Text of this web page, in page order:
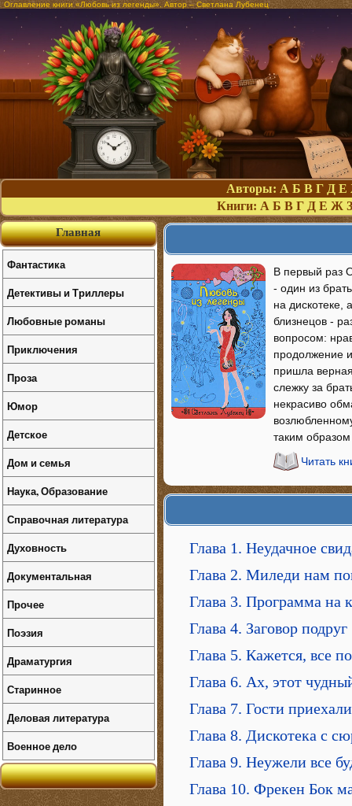
Оглавление книги «Любовь из легенды». Автор – Светлана Лубенец
Авторы: А Б В Г Д Е
Книги: А Б В Г Д Е Ж З
В первый раз
- один из
на дискотеке,
близнецов -
вопросом:
продолжение
пришла
слежку за
некрасиво
таким
Читать
Глава 1. Неудачное
Глава 2. Миледи нам
Глава 3. Программа на
Глава 4. Заговор подруг
Глава 5. Кажется, все
Глава 6. Ах, этот
Глава 7. Гости
Глава 8. Дискотека с
Глава 9. Неужели все
Глава 10. Фрекен Бок
Главная
Фантастика
Детективы и Триллеры
Любовные романы
Приключения
Проза
Юмор
Детское
Дом и семья
Наука, Образование
Справочная литература
Духовность
Документальная
Прочее
Поэзия
Драматургия
Старинное
Деловая литература
Военное дело